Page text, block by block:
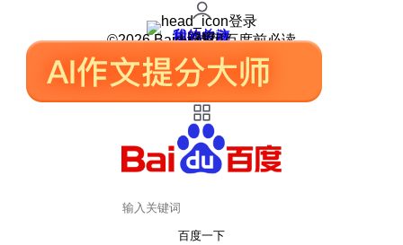
登录
我的关注
我的收藏
皮肤中心
用户反馈
设置
©2026 Baidu 使用百度前必读
百度一下